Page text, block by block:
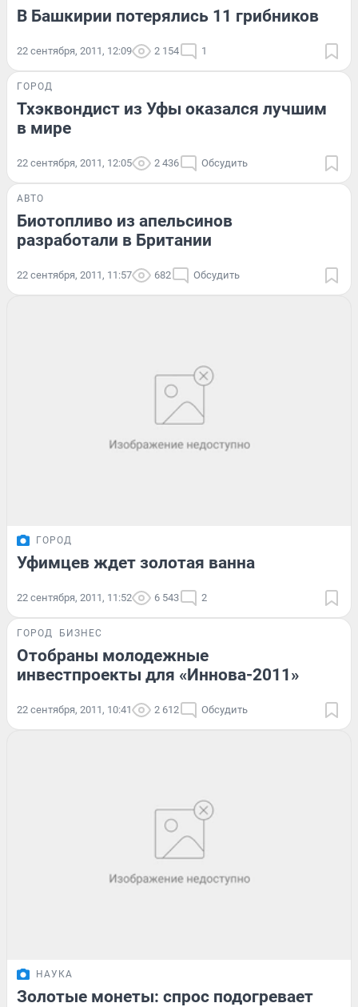
В Башкирии потерялись 11 грибников
22 сентября, 2011, 12:09 2 154 1
ГОРОД
Тхэквондист из Уфы оказался лучшим
в мире
22 сентября, 2011, 12:05 2 436 Обсудить
АВТО
Биотопливо из апельсинов
разработали в Британии
22 сентября, 2011, 11:57 682 Обсудить
ГОРОД
Уфимцев ждет золотая ванна
22 сентября, 2011, 11:52 6 543 2
ГОРОД БИЗНЕС
Отобраны молодежные
инвестпроекты для «Иннова-2011»
22 сентября, 2011, 10:41 2 612 Обсудить
НАУКА
Золотые монеты: спрос подогревает